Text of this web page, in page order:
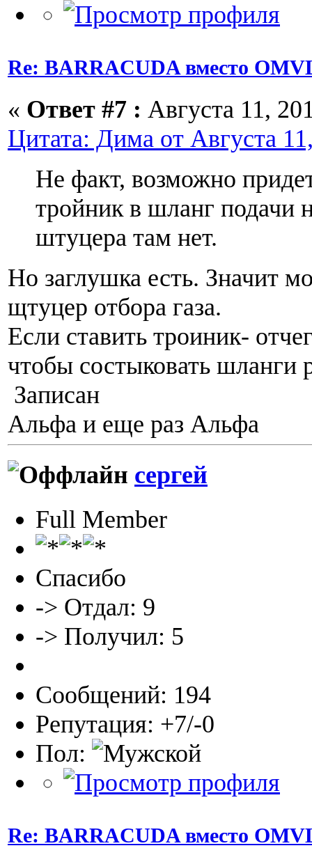
Re: BARRACUDA вместо
« Ответ #7 : Августа 11,
Цитата: Дима от Августа
Не факт, возможно
тройник в шланг подачи
штуцера там нет.
Но заглушка есть. Значит
щтуцер отбора газа.
Если ставить троиник-
чтобы состыковать шланги
Записан
Альфа и еще раз Альфа
сергей
Full Member
Спасибо
-> Отдал: 9
-> Получил: 5
Сообщений: 194
Репутация: +7/-0
Пол:
Re: BARRACUDA вместо